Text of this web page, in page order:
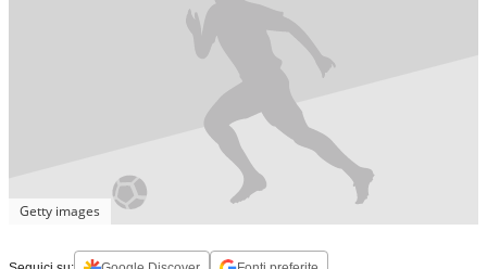
Getty images